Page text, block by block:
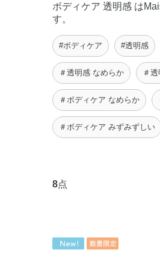
ボディケア 透明感 は
す。
#ボディケア #透明感
＃透明感 なめらか ＃
＃ボディケア なめらか
＃ボディケア みずみずしい
8点